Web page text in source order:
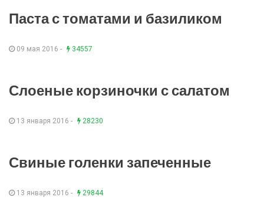
Паста с томатами и базиликом
09 мая 2016 - 34557
Слоеные корзиночки с салатом
13 января 2016 - 28230
Свиные голенки запеченные
13 января 2016 - 29844